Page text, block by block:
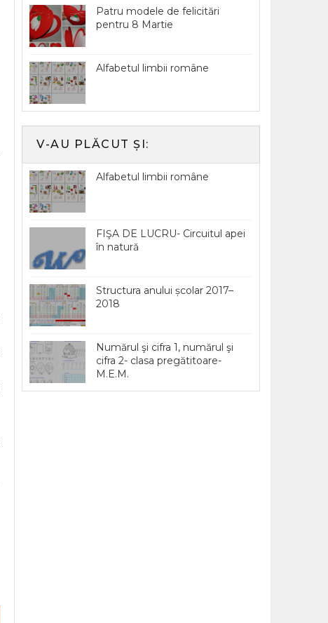
Patru modele de felicitări
pentru 8 Martie
Alfabetul limbii române
V-AU PLĂCUT ȘI:
Alfabetul limbii române
FIŞA DE LUCRU- Circuitul apei
în natură
Structura anului școlar 2017–
2018
Numărul şi cifra 1, numărul şi
cifra 2- clasa pregătitoare-
M.E.M.